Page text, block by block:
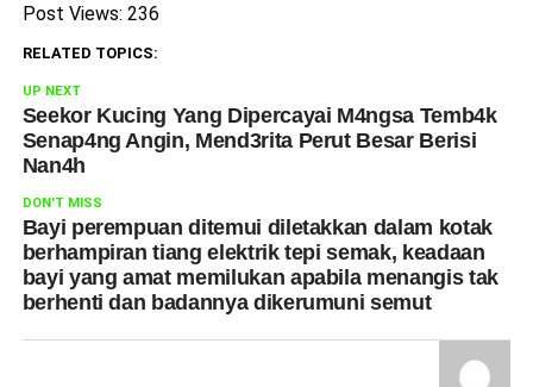
Post Views: 236
RELATED TOPICS:
UP NEXT
Seekor Kucing Yang Dipercayai M4ngsa Temb4k
Senap4ng Angin, Mend3rita Perut Besar Berisi
Nan4h
DON'T MISS
Bayi perempuan ditemui diletakkan dalam kotak
berhampiran tiang elektrik tepi semak, keadaan
bayi yang amat memilukan apabila menangis tak
berhenti dan badannya dikerumuni semut